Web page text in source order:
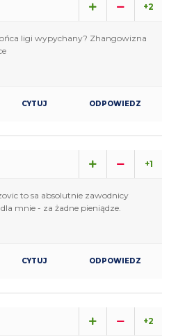
+2
ligi wypychany? Zhangowizna
CYTUJ ODPOWIEDZ
+1
to sa absolutnie zawodnicy
mnie - za żadne pieniądze.
CYTUJ ODPOWIEDZ
+2